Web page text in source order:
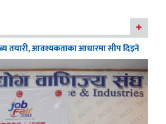
तयारी, आवश्यकताका आधारमा सीप दिइने